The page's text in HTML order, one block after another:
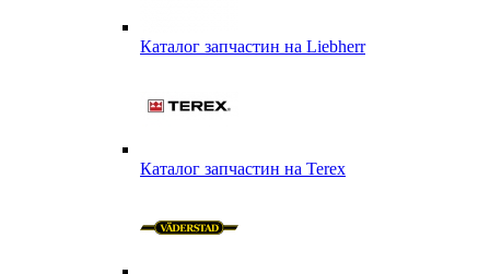
Каталог запчастин на Liebherr
Каталог запчастин на Terex